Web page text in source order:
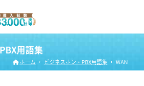
用語集
ホーム ビジネスホン・PBX用語集 WAN